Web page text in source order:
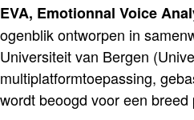
EVA, Emotionnal Voice
ogenblik ontworpen in
Universiteit van Bergen
multiplatformtoepassing,
wordt beoogd voor een breed